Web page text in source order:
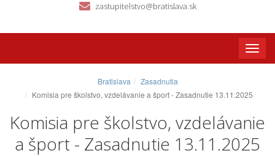
zastupitelstvo@bratislava.sk
Toggle
Bratislava
Zasadnutia
Komisia pre školstvo, vzdelávanie a šport - Zasadnutie 13.11.2025
Komisia pre školstvo, vzdelávanie
a šport - Zasadnutie 13.11.2025